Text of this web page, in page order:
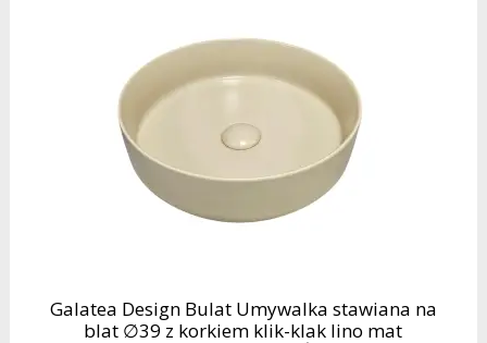
Galatea Design Bulat Umywalka stawiana na
blat ∅39 z korkiem klik-klak lino mat